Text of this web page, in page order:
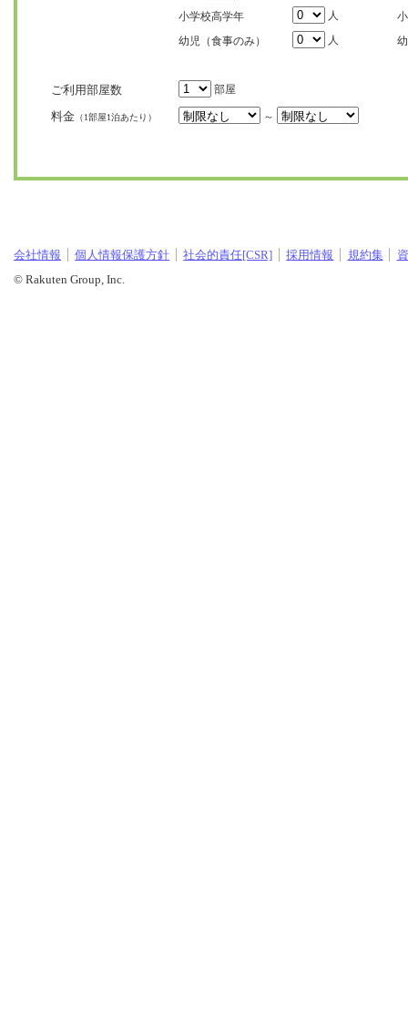
小学校高学年
人
幼児（食事のみ）
人
ご利用部屋数 部屋
料金 （1部屋1泊あたり） ～
会社情報 個人情報保護方針 社会的責任[CSR] 採用情報 規約集
© Rakuten Group, Inc.